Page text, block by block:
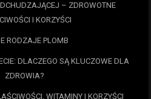
– ZDROWOTNE
I KORZYŚCI
RODZAJE PLOMB
DLACZEGO SĄ KLUCZOWE DLA
ZDROWIA?
WITAMINY I KORZYŚCI